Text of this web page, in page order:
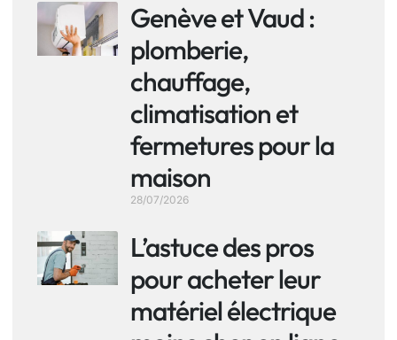
Genève et Vaud :
plomberie,
chauffage,
climatisation et
fermetures pour la
maison
28/07/2026
L’astuce des pros
pour acheter leur
matériel électrique